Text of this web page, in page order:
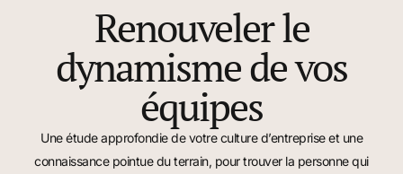
Renouveler le
dynamisme de vos
équipes
Une étude approfondie de votre culture d’entreprise et une
connaissance pointue du terrain, pour trouver la personne qui